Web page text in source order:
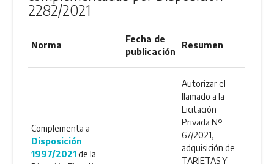
2282/2021
Norma
Fecha de
publicación
Resumen
Complementa a
Disposición
1997/2021de la
Autorizar el
llamado a la
Licitación
Privada Nº
67/2021,
adquisición de
TARJETAS Y